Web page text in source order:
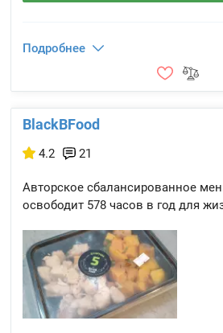
Подробнее
BlackBFood
4.2 21
Авторское сбалансированное
освободит 578 часов в год для